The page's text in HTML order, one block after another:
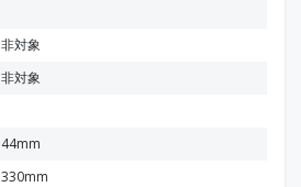
非対象
非対象
44mm
330mm